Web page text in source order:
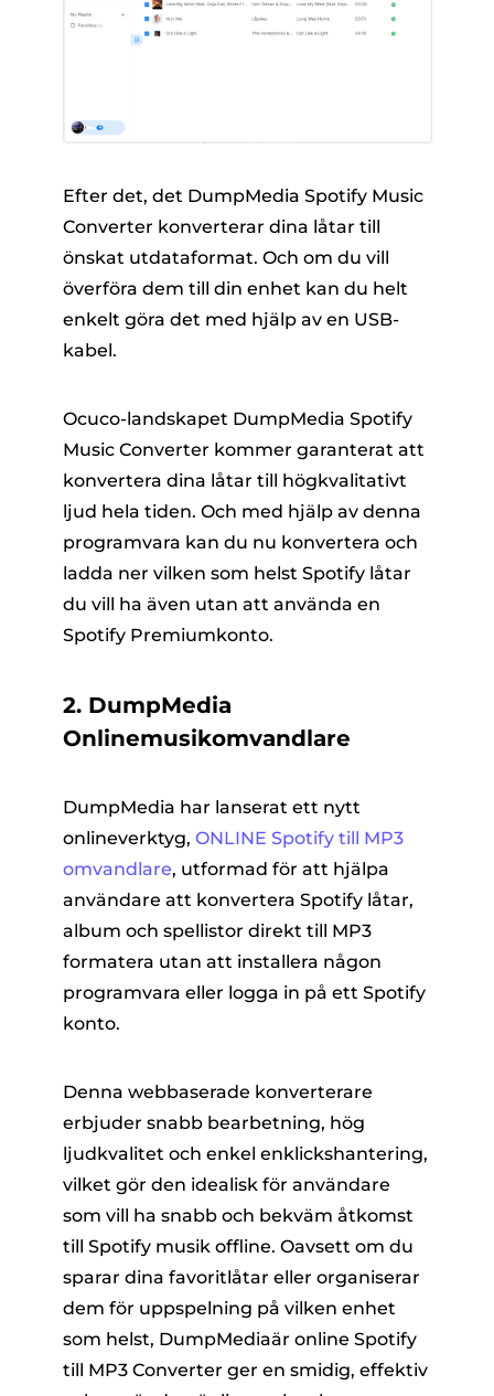
Efter det, det DumpMedia Spotify Music
Converter konverterar dina låtar till
önskat utdataformat. Och om du vill
överföra dem till din enhet kan du helt
enkelt göra det med hjälp av en USB-
kabel.
Ocuco-landskapet DumpMedia Spotify
Music Converter kommer garanterat att
konvertera dina låtar till högkvalitativt
ljud hela tiden. Och med hjälp av denna
programvara kan du nu konvertera och
ladda ner vilken som helst Spotify låtar
du vill ha även utan att använda en
Spotify Premiumkonto.
2. DumpMedia
Onlinemusikomvandlare
DumpMedia har lanserat ett nytt
onlineverktyg, ONLINE Spotify till MP3
omvandlare, utformad för att hjälpa
användare att konvertera Spotify låtar,
album och spellistor direkt till MP3
formatera utan att installera någon
programvara eller logga in på ett Spotify
konto.
Denna webbaserade konverterare
erbjuder snabb bearbetning, hög
ljudkvalitet och enkel enklickshantering,
vilket gör den idealisk för användare
som vill ha snabb och bekväm åtkomst
till Spotify musik offline. Oavsett om du
sparar dina favoritlåtar eller organiserar
dem för uppspelning på vilken enhet
som helst, DumpMediaär online Spotify
till MP3 Converter ger en smidig, effektiv